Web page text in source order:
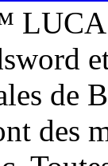
de
des